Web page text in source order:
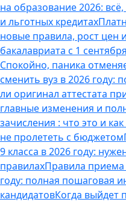
на образование 2026:
и льготных кредитах
новые правила, рост цен
бакалавриата с 1
Спокойно, паника
сменить вуз в 2026 году:
ли оригинал аттестата
главные изменения и
зачисления : что это и
не пролететь с бюджетом
9 класса в 2026 году:
правилахПравила
году: полная пошаговая
кандидатовКогда выйдет